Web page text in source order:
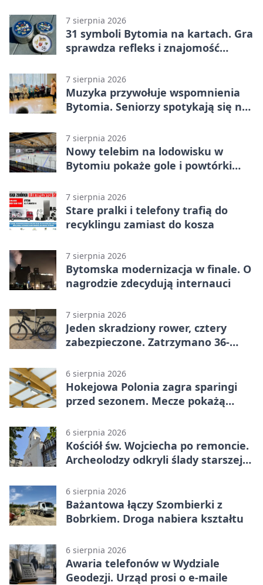
ale stracili zwycięstwo
7 sierpnia 2026
31 symboli Bytomia na kartach. Gra
sprawdza refleks i znajomość
7 sierpnia 2026
Muzyka przywołuje wspomnienia
Bytomia. Seniorzy spotykają się na
7 sierpnia 2026
Nowy telebim na lodowisku w
Bytomiu pokaże gole i powtórki
7 sierpnia 2026
Stare pralki i telefony trafią do
recyklingu zamiast do kosza
7 sierpnia 2026
Bytomska modernizacja w finale. O
nagrodzie zdecydują internauci
7 sierpnia 2026
Jeden skradziony rower, cztery
zabezpieczone. Zatrzymano 36-
6 sierpnia 2026
Hokejowa Polonia zagra sparingi
przed sezonem. Mecze pokażą
6 sierpnia 2026
Kościół św. Wojciecha po remoncie.
Archeolodzy odkryli ślady starszej
6 sierpnia 2026
Bażantowa łączy Szombierki z
Bobrkiem. Droga nabiera kształtu
6 sierpnia 2026
Awaria telefonów w Wydziale
Geodezji. Urząd prosi o e-maile